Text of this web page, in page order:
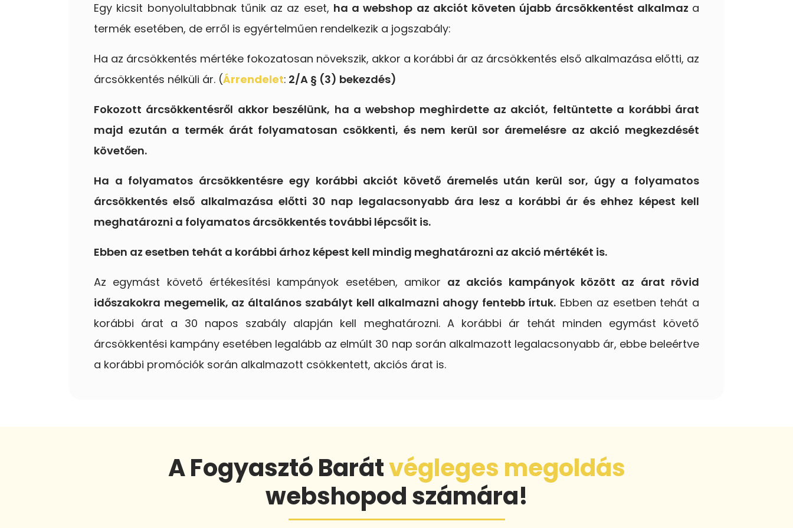
Egy kicsit bonyolultabbnak tűnik az az eset, ha a webshop az akciót követen újabb árcsökkentést alkalmaz a
termék esetében, de erről is egyértelműen rendelkezik a jogszabály:
Ha az árcsökkentés mértéke fokozatosan növekszik, akkor a korábbi ár az árcsökkentés első alkalmazása előtti, az
árcsökkentés nélküli ár. (Árrendelet: 2/A § (3) bekezdés)
Fokozott árcsökkentésről akkor beszélünk, ha a webshop meghirdette az akciót, feltüntette a korábbi árat
majd ezután a termék árát folyamatosan csökkenti, és nem kerül sor áremelésre az akció megkezdését
követően.
Ha a folyamatos árcsökkentésre egy korábbi akciót követő áremelés után kerül sor, úgy a folyamatos
árcsökkentés első alkalmazása előtti 30 nap legalacsonyabb ára lesz a korábbi ár és ehhez képest kell
meghatározni a folyamatos árcsökkentés további lépcsőit is.
Ebben az esetben tehát a korábbi árhoz képest kell mindig meghatározni az akció mértékét is.
Az egymást követő értékesítési kampányok esetében, amikor az akciós kampányok között az árat rövid
időszakokra megemelik, az általános szabályt kell alkalmazni ahogy fentebb írtuk. Ebben az esetben tehát a
korábbi árat a 30 napos szabály alapján kell meghatározni. A korábbi ár tehát minden egymást követő
árcsökkentési kampány esetében legalább az elmúlt 30 nap során alkalmazott legalacsonyabb ár, ebbe beleértve
a korábbi promóciók során alkalmazott csökkentett, akciós árat is.
A Fogyasztó Barátvégleges megoldás
webshopod számára!